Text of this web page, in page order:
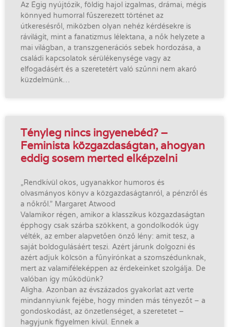
Az Égig nyújtózik, földig hajol izgalmas, drámai, mégis
könnyed humorral fűszerezett történet az
útkeresésről, miközben olyan nehéz kérdésekre is
rávilágít, mint a fanatizmus lélektana, a nők helyzete a
mai világban, a transzgenerációs sebek hordozása, a
családi kapcsolatok sérülékenysége vagy az
elfogadásért és a szeretetért való szűnni nem akaró
küzdelmünk…
Tényleg nincs ingyenebéd? –
Feminista közgazdaságtan, ahogyan
eddig sosem merted elképzelni
„Rendkívül okos, ugyanakkor humoros és
olvasmányos könyv a közgazdaságtanról, a pénzről és
a nőkről.” Margaret Atwood
Valamikor régen, amikor a klasszikus közgazdaságtan
épphogy csak szárba szökkent, a gondolkodók úgy
vélték, az ember alapvetően önző lény: amit tesz, a
saját boldogulásáért teszi. Azért járunk dolgozni és
azért adjuk kölcsön a fűnyírónkat a szomszédunknak,
mert az valamiféleképpen az érdekeinket szolgálja. De
valóban így működünk?
Aligha. Azonban az évszázados gyakorlat azt verte
mindannyiunk fejébe, hogy minden más tényezőt – a
gondoskodást, az önzetlenséget, a szeretetet –
hagyjunk figyelmen kívül. Ennek a